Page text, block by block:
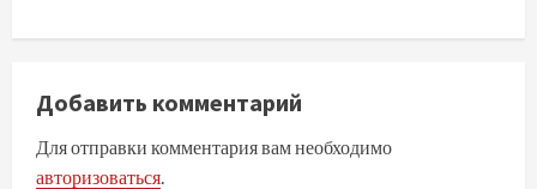
ж
и
Добавить комментарий
Для отправки комментария вам необходимо
авторизоваться.